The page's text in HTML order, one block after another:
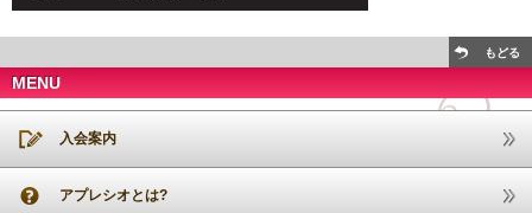
もどる
MENU
入会案内
アプレシオとは?